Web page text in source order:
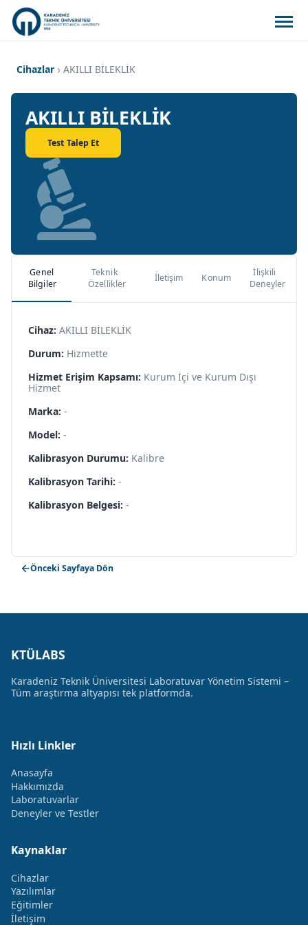
Cihazlar AKILLI BİLEKLİK
AKILLI BİLEKLİK
Test Talep Et
Genel
Bilgiler
Teknik
Özellikler
İletişim Konum
İlişkili
Deneyler
Cihaz: AKILLI BİLEKLİK
Durum: Hizmette
Hizmet Erişim Kapsamı: Kurum İçi ve Kurum Dışı
Hizmet
Marka: -
Model: -
Kalibrasyon Durumu: Kalibre
Kalibrasyon Tarihi: -
Kalibrasyon Belgesi: -
Önceki Sayfaya Dön
KTÜLABS
Karadeniz Teknik Üniversitesi Laboratuvar Yönetim Sistemi –
Tüm araştırma altyapısı tek platformda.
Hızlı Linkler
Anasayfa
Hakkımızda
Laboratuvarlar
Deneyler ve Testler
Kaynaklar
Cihazlar
Yazılımlar
Eğitimler
İletişim